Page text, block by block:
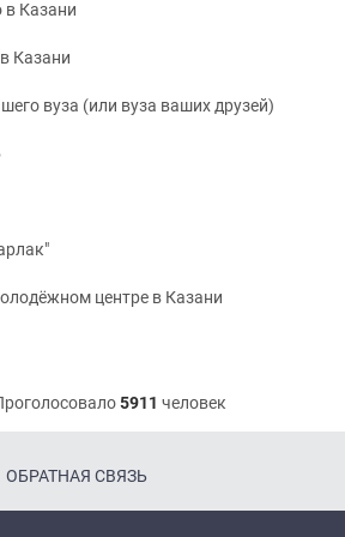
в Казани
Казани
вуза (или вуза ваших друзей)
центре в Казани
5911 человек
ОБРАТНАЯ СВЯЗЬ